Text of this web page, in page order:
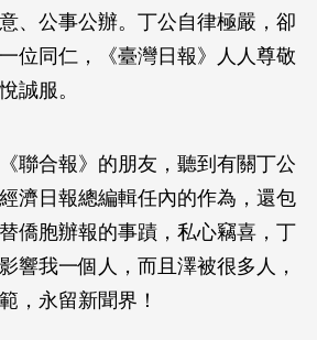
、公事公辦。丁公自律極嚴，卻
位同仁，《臺灣日報》人人尊敬
誠服。
聯合報》的朋友，聽到有關丁公
濟日報總編輯任內的作為，還包
僑胞辦報的事蹟，私心竊喜，丁
響我一個人，而且澤被很多人，
，永留新聞界！